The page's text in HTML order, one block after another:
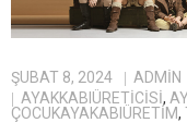
ŞUBAT 8, 2024
ADMIN
AYAKKABIÜRETICISI,
ÇOCUKAYAKABIÜRETIM,